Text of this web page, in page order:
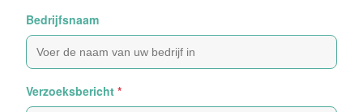
Bedrijfsnaam
Verzoeksbericht *